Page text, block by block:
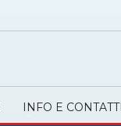
INFO E CONTATTI